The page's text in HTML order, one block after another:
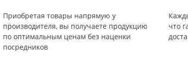
Приобретая товары напрямую у
производителя, вы получаете продукцию
по оптимальным ценам без наценки
посредников
что